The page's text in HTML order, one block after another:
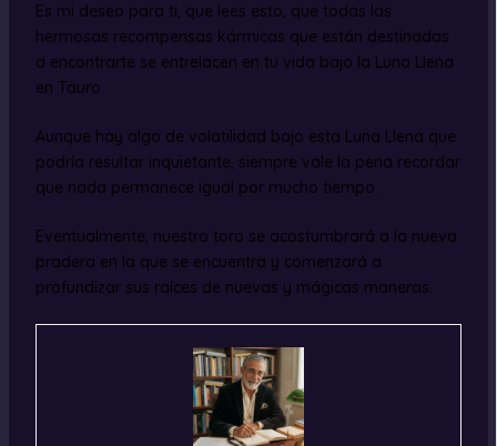
Es mi deseo para ti, que lees esto, que todas las
hermosas recompensas kármicas que están destinadas
a encontrarte se entrelacen en tu vida bajo la Luna Llena
en Tauro.
Aunque hay algo de volatilidad bajo esta Luna Llena que
podría resultar inquietante, siempre vale la pena recordar
que nada permanece igual por mucho tiempo.
Eventualmente, nuestro toro se acostumbrará a la nueva
pradera en la que se encuentra y comenzará a
profundizar sus raíces de nuevas y mágicas maneras.